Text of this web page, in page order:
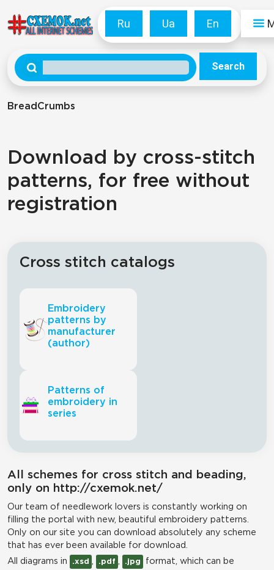
Ru Ua En
Search
BreadCrumbs
Download by cross-stitch
patterns, for free without
registration
Cross stitch catalogs
Embroidery
patterns by
manufacturer
(author)
Patterns of
embroidery in
series
All schemes for cross stitch and beading,
only on http://cxemok.net/
Our team of needlework lovers is constantly working on
filling the portal with new, beautiful embroidery patterns.
Only on our site you can download absolutely any scheme
that has ever been available for download.
All diagrams in
.xsd .pdf .jpg format, which can be